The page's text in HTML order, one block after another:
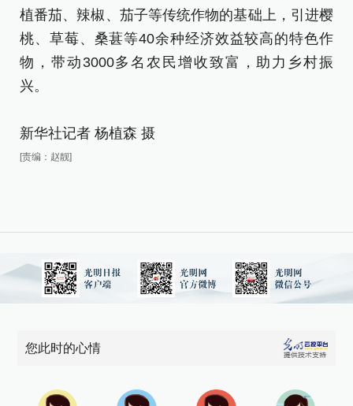
植番茄、辣椒、茄子等传统作物的基础上，引进樱
桃、草莓、桑葚等40余种经济效益较高的特色作
物，带动3000多名农民增收致富，助力乡村振
兴。
新华社记者 杨植森 摄
[责编：赵靓]
您此时的心情